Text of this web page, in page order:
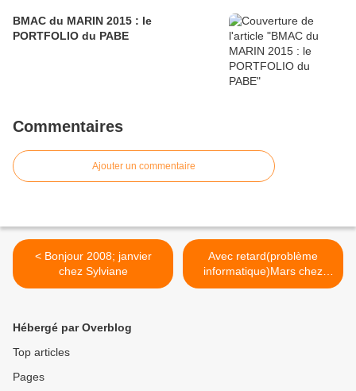
BMAC du MARIN 2015 : le
PORTFOLIO du PABE
Commentaires
Ajouter un commentaire
< Bonjour 2008; janvier
chez Sylviane
Avec retard(problème
informatique)Mars chez
Marlène >
Hébergé par Overblog
Top articles
Pages